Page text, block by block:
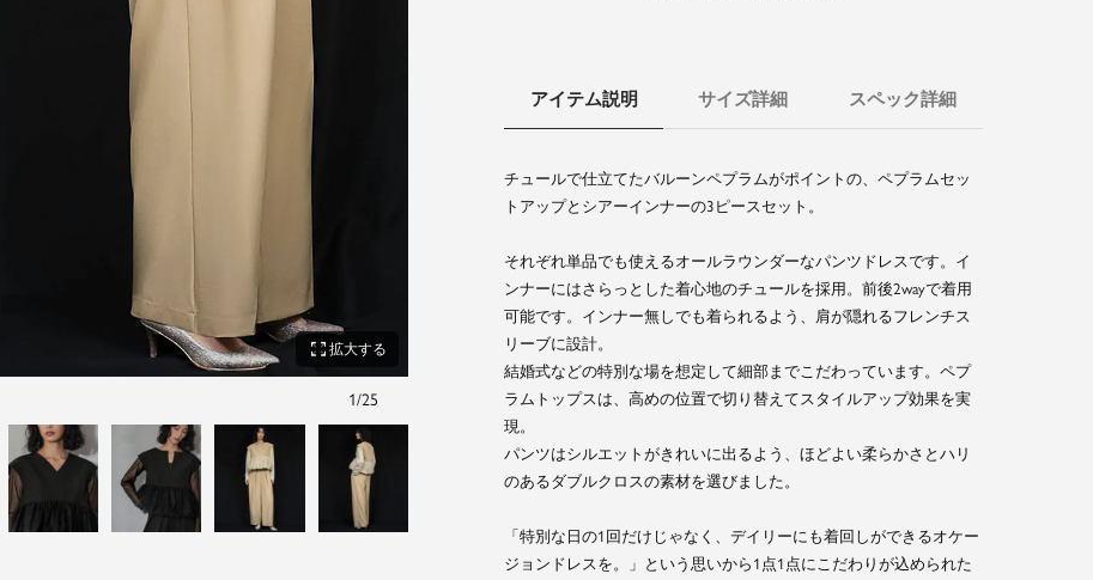
zoom_out_map 拡大する
チャコールグレー
1/25
アイテム説明 サイズ詳細 スペック詳細
チュールで仕立てたバルーンペプラムがポイントの、ペプラムセッ
トアップとシアーインナーの3ピースセット。
それぞれ単品でも使えるオールラウンダーなパンツドレスです。イ
ンナーにはさらっとした着心地のチュールを採用。前後2wayで着用
可能です。インナー無しでも着られるよう、肩が隠れるフレンチス
リーブに設計。
結婚式などの特別な場を想定して細部までこだわっています。ペプ
ラムトップスは、高めの位置で切り替えてスタイルアップ効果を実
現。
パンツはシルエットがきれいに出るよう、ほどよい柔らかさとハリ
のあるダブルクロスの素材を選びました。
「特別な日の1回だけじゃなく、デイリーにも着回しができるオケー
ジョンドレスを。」という思いから1点1点にこだわりが込められた